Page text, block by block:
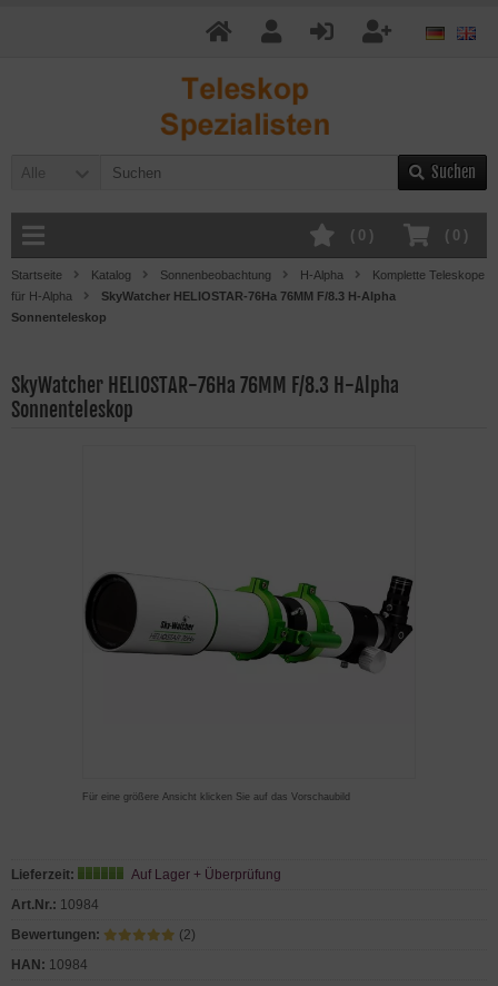
Alle Suchen
( 0 )
( 0 )
Startseite Katalog Sonnenbeobachtung H-Alpha
Komplette Teleskope
für H-Alpha
SkyWatcher HELIOSTAR-76Ha 76MM F/8.3 H-Alpha
Sonnenteleskop
SkyWatcher HELIOSTAR-76Ha 76MM F/8.3 H-Alpha
Sonnenteleskop
Für eine größere Ansicht klicken Sie auf das Vorschaubild
Lieferzeit:
Auf Lager + Überprüfung
Art.Nr.: 10984
Bewertungen:
(2)
HAN: 10984